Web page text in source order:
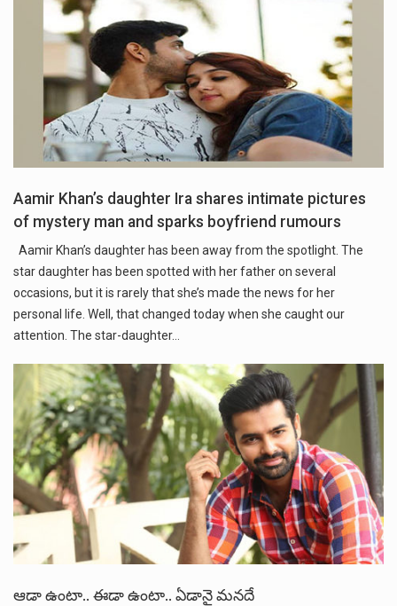
Aamir Khan’s daughter Ira shares intimate pictures
of mystery man and sparks boyfriend rumours
Aamir Khan’s daughter has been away from the spotlight. The
star daughter has been spotted with her father on several
occasions, but it is rarely that she’s made the news for her
personal life. Well, that changed today when she caught our
attention. The star-daughter…
ఆడా ఉంటా.. ఈడా ఉంటా.. ఏడానై మనదే